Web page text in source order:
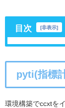
目次 [非表示]
pyti(指標
環境構築でccxtを